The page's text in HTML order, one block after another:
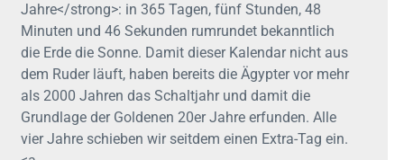
Jahre</strong>: in 365 Tagen, fünf Stunden, 48
Minuten und 46 Sekunden rumrundet bekanntlich
die Erde die Sonne. Damit dieser Kalendar nicht aus
dem Ruder läuft, haben bereits die Ägypter vor mehr
als 2000 Jahren das Schaltjahr und damit die
Grundlage der Goldenen 20er Jahre erfunden. Alle
vier Jahre schieben wir seitdem einen Extra-Tag ein.